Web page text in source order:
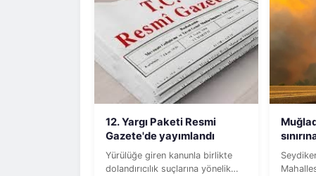
12. Yargı Paketi Resmi
Gazete'de yayımlandı
Yürülüğe giren kanunla birlikte
dolandırıcılık suçlarına yönelik
Seydikemer